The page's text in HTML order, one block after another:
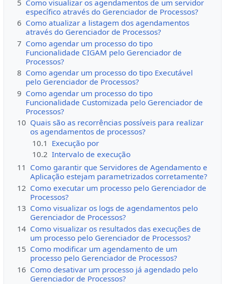
5 Como visualizar os agendamentos de um servidor
específico através do Gerenciador de Processos?
6 Como atualizar a listagem dos agendamentos
através do Gerenciador de Processos?
7 Como agendar um processo do tipo
Funcionalidade CIGAM pelo Gerenciador de
Processos?
8 Como agendar um processo do tipo Executável
pelo Gerenciador de Processos?
9 Como agendar um processo do tipo
Funcionalidade Customizada pelo Gerenciador de
Processos?
10 Quais são as recorrências possíveis para realizar
os agendamentos de processos?
10.1 Execução por
10.2 Intervalo de execução
11 Como garantir que Servidores de Agendamento e
Aplicação estejam parametrizados corretamente?
12 Como executar um processo pelo Gerenciador de
Processos?
13 Como visualizar os logs de agendamentos pelo
Gerenciador de Processos?
14 Como visualizar os resultados das execuções de
um processo pelo Gerenciador de Processos?
15 Como modificar um agendamento de um
processo pelo Gerenciador de Processos?
16 Como desativar um processo já agendado pelo
Gerenciador de Processos?